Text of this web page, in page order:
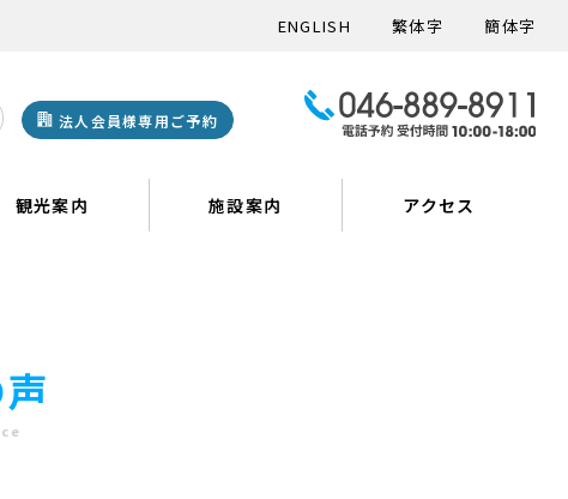
ENGLISH 繁体字 簡体字
法人会員様専用ご予約
観光案内 施設案内 アクセス